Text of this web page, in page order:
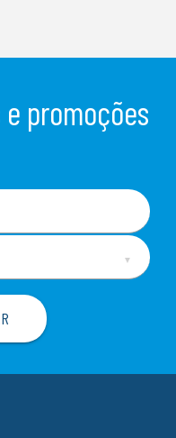
promoções
▼